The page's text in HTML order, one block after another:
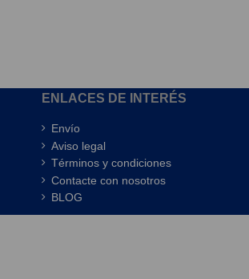
ENLACES DE INTERÉS
Envío
Aviso legal
Términos y condiciones
Contacte con nosotros
BLOG